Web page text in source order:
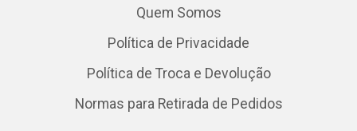
Quem Somos
Política de Privacidade
Política de Troca e Devolução
Normas para Retirada de Pedidos